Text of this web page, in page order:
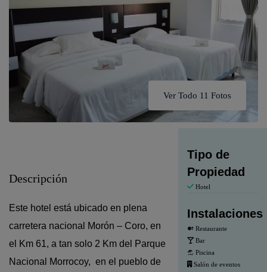
Ver Todo 11 Fotos
Descripción
Este hotel está ubicado en plena
carretera nacional Morón – Coro, en
el Km 61, a tan solo 2 Km del Parque
Nacional Morrocoy, en el pueblo de
Tipo de
Propiedad
Hotel
Instalaciones
Restaurante
Bar
Piscina
Salón de eventos